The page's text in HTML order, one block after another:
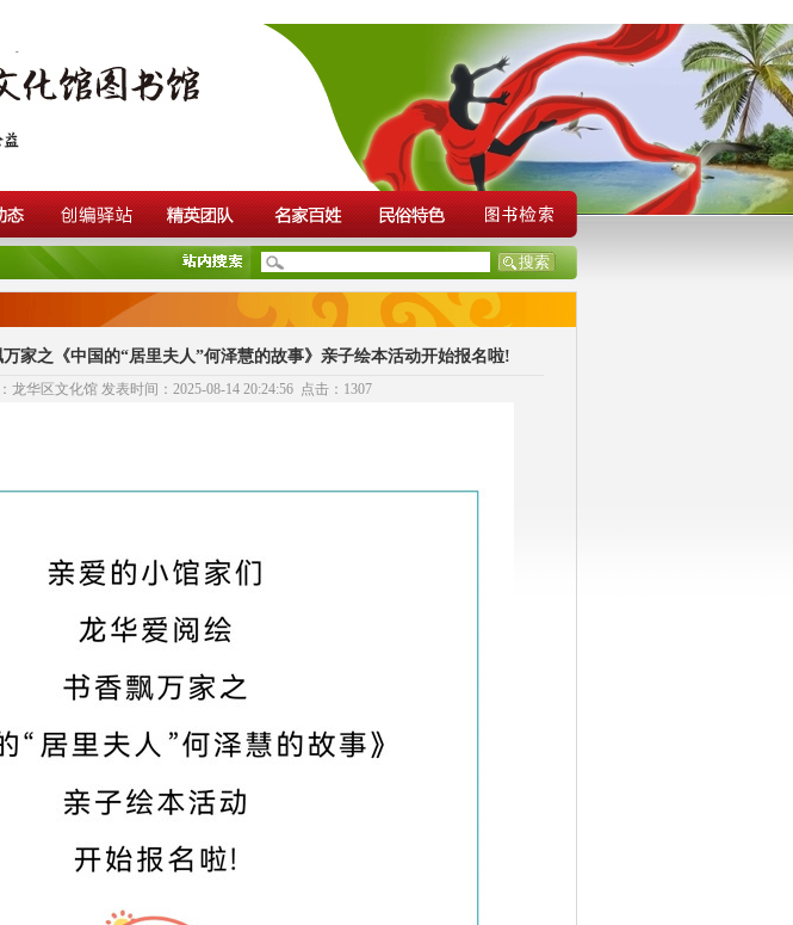
家之《中国的“居里夫人”何泽慧的故事》亲子绘本活动开始报名啦!
龙华区文化馆 发表时间：2025-08-14 20:24:56 点击：1307